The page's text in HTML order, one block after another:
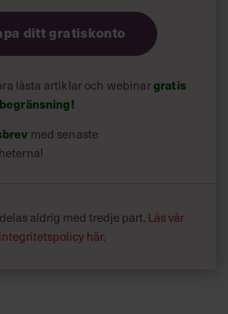
ditt gratiskonto
låsta artiklar och webinargratis
med senaste
aldrig med tredje part. Läs vår
integritetspolicy här.